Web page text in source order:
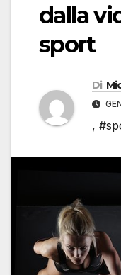
dalla
sport
Di
,